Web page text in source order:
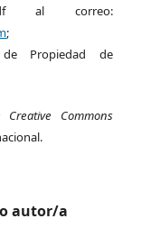
al correo:
;
de Propiedad de
Creative Commons
autor/a